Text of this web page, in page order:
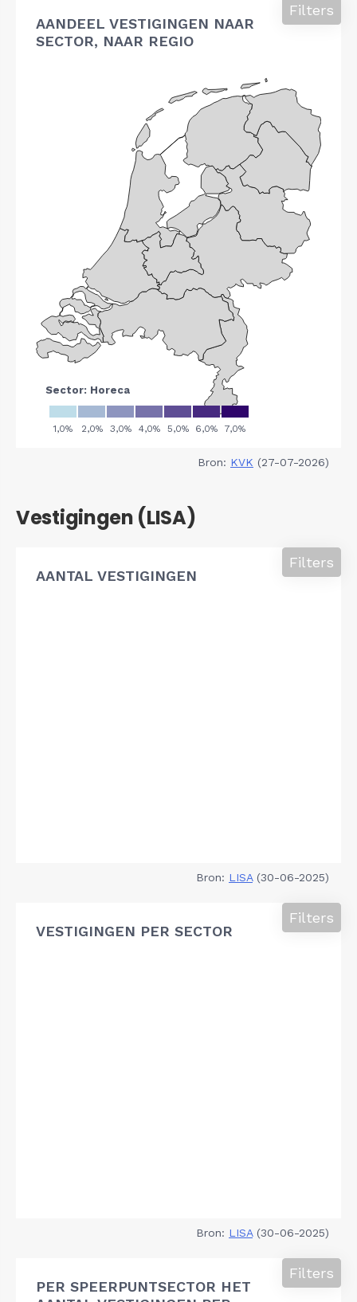
AANDEEL VESTIGINGEN NAAR
SECTOR, NAAR REGIO
Filters
Bron: KVK (27-07-2026)
Vestigingen (LISA)
AANTAL VESTIGINGEN
Filters
Bron: LISA(30-06-2025)
VESTIGINGEN PER SECTOR
Filters
Bron: LISA(30-06-2025)
PER SPEERPUNTSECTOR HET
Filters